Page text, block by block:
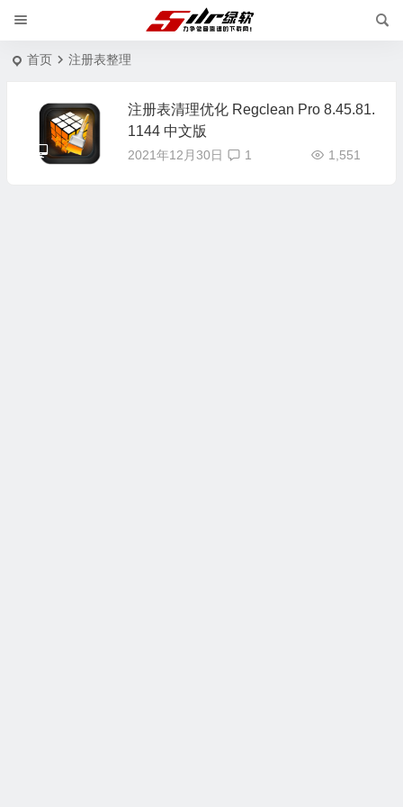
首页 注册表整理
注册表清理优化 Regclean Pro 8.45.81.
1144 中文版
2021年12月30日 1,551
1